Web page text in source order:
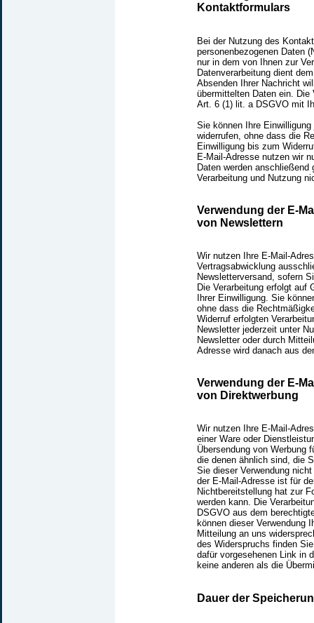
Kontaktformulars
Bei der Nutzung des
personenbezogenen Daten
nur in dem von Ihnen zur
Datenverarbeitung dient
Absenden Ihrer Nachricht
übermittelten Daten ein. Die
Art. 6 (1) lit. a DSGVO mit
Sie können Ihre
widerrufen, ohne dass die
Einwilligung bis zum
E-Mail-Adresse nutzen wir
Daten werden
Verarbeitung und Nutzung
Verwendung der E-
von Newslettern
Wir nutzen Ihre E-Mail-
Vertragsabwicklung
Newsletterversand, sofern
Die Verarbeitung erfolgt auf
Ihrer Einwilligung. Sie
ohne dass die
Widerruf erfolgten
Newsletter jederzeit unter
Newsletter oder durch
Adresse wird danach aus
Verwendung der E-
von Direktwerbung
Wir nutzen Ihre E-Mail-
einer Ware oder
Übersendung von Werbung
die denen ähnlich sind, die
Sie dieser Verwendung
der E-Mail-Adresse ist für
Nichtbereitstellung hat zur
werden kann. Die
DSGVO aus dem
können dieser Verwendung
Mitteilung an uns
des Widerspruchs finden
dafür vorgesehenen Link in
keine anderen als die
Dauer der